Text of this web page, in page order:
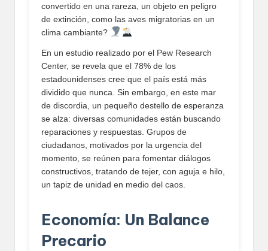
convertido en una rareza, un objeto en peligro
de extinción, como las aves migratorias en un
clima cambiante?
En un estudio realizado por el Pew Research
Center, se revela que el 78% de los
estadounidenses cree que el país está más
dividido que nunca. Sin embargo, en este mar
de discordia, un pequeño destello de esperanza
se alza: diversas comunidades están buscando
reparaciones y respuestas. Grupos de
ciudadanos, motivados por la urgencia del
momento, se reúnen para fomentar diálogos
constructivos, tratando de tejer, con aguja e hilo,
un tapiz de unidad en medio del caos.
Economía: Un Balance
Precario